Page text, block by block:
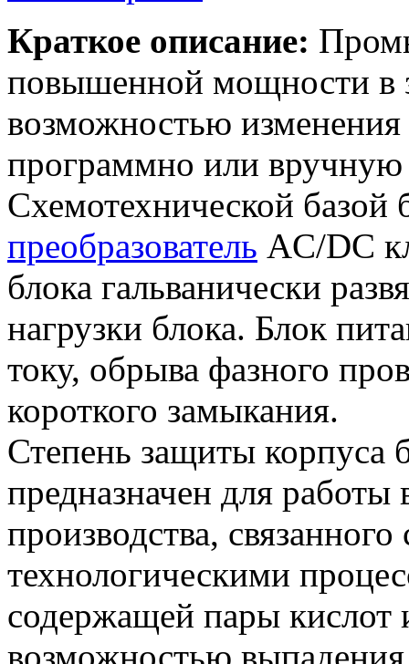
Краткое описание:
повышенной мощности в
возможностью
программно или вручную
Схемотехнической базой
преобразователь AC/DC
блока гальванически
нагрузки блока. Блок
току, обрыва фазного
короткого замыкания.
Степень защиты корпуса
предназначен для
производства,
технологическими
содержащей пары кислот
возможностью